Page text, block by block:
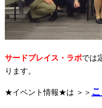
サードプレイス・ラボでは
ります。
★イベント情報★は ＞＞